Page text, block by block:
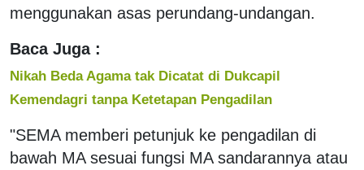
menggunakan asas perundang-undangan.
Baca Juga :
Nikah Beda Agama tak Dicatat di Dukcapil
Kemendagri tanpa Ketetapan Pengadilan
"SEMA memberi petunjuk ke pengadilan di
bawah MA sesuai fungsi MA sandarannya atau